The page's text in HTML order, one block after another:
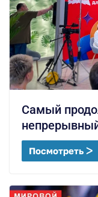
Самый
Посмотреть ᐳ